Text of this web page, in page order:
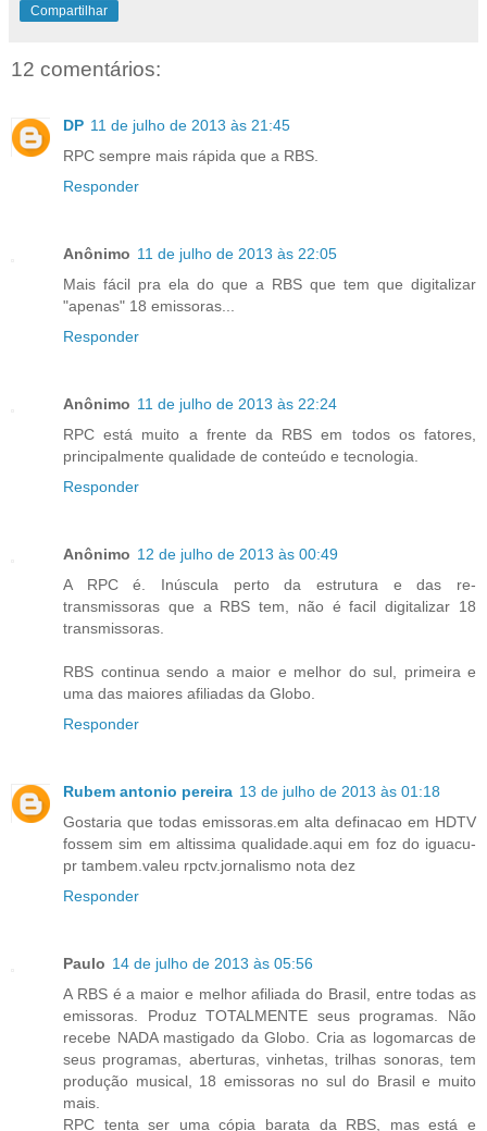
Compartilhar
12 comentários:
DP 11 de julho de 2013 às 21:45
RPC sempre mais rápida que a RBS.
Responder
Anônimo 11 de julho de 2013 às 22:05
Mais fácil pra ela do que a RBS que tem que digitalizar
"apenas" 18 emissoras...
Responder
Anônimo 11 de julho de 2013 às 22:24
RPC está muito a frente da RBS em todos os fatores,
principalmente qualidade de conteúdo e tecnologia.
Responder
Anônimo 12 de julho de 2013 às 00:49
A RPC é. Inúscula perto da estrutura e das re-
transmissoras que a RBS tem, não é facil digitalizar 18
transmissoras.
RBS continua sendo a maior e melhor do sul, primeira e
uma das maiores afiliadas da Globo.
Responder
Rubem antonio pereira 13 de julho de 2013 às 01:18
Gostaria que todas emissoras.em alta definacao em HDTV
fossem sim em altissima qualidade.aqui em foz do iguacu-
pr tambem.valeu rpctv.jornalismo nota dez
Responder
Paulo 14 de julho de 2013 às 05:56
A RBS é a maior e melhor afiliada do Brasil, entre todas as
emissoras. Produz TOTALMENTE seus programas. Não
recebe NADA mastigado da Globo. Cria as logomarcas de
seus programas, aberturas, vinhetas, trilhas sonoras, tem
produção musical, 18 emissoras no sul do Brasil e muito
mais.
RPC tenta ser uma cópia barata da RBS, mas está e